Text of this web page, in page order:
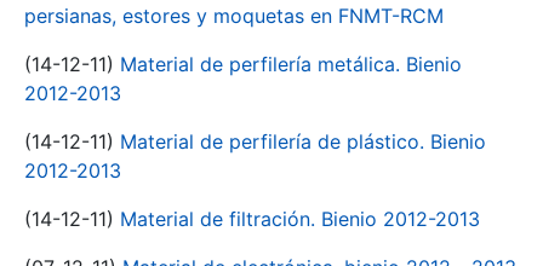
persianas, estores y moquetas en FNMT-RCM
(14-12-11) Material de perfilería metálica. Bienio
2012-2013
(14-12-11) Material de perfilería de plástico. Bienio
2012-2013
(14-12-11) Material de filtración. Bienio 2012-2013